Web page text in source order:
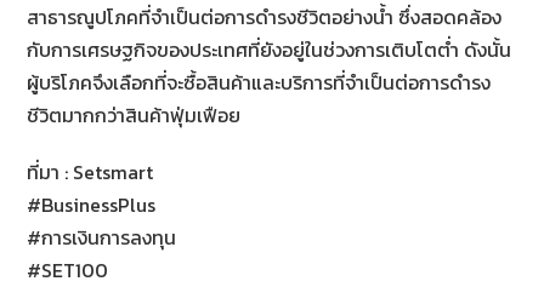
สาธารณูปโภคที่จำเป็นต่อการดำรงชีวิตอย่างน้ำ ซึ่งสอดคล้อง
กับการเศรษฐกิจของประเทศที่ยังอยู่ในช่วงการเติบโตต่ำ ดังนั้น
ผู้บริโภคจึงเลือกที่จะซื้อสินค้าและบริการที่จำเป็นต่อการดำรง
ชีวิตมากกว่าสินค้าฟุ่มเฟือย
ที่มา : Setsmart
#BusinessPlus
#การเงินการลงทุน
#SET100